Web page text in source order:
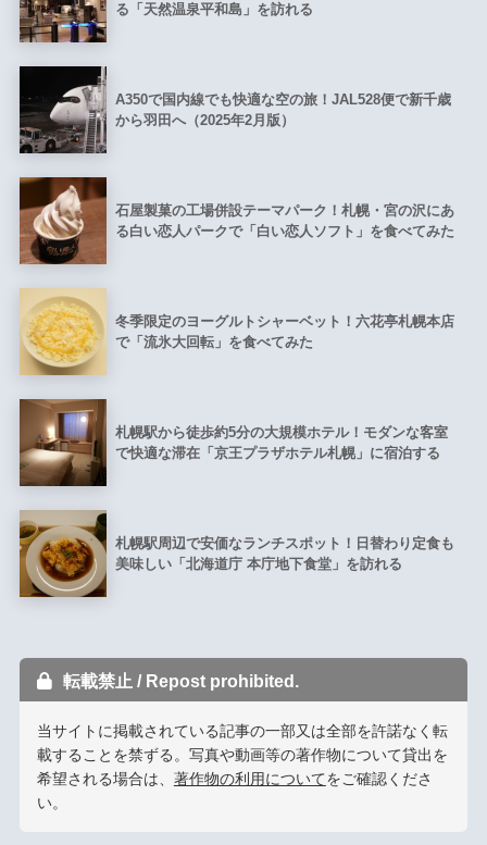
る「天然温泉平和島」を訪れる
A350で国内線でも快適な空の旅！JAL528便で新千歳
から羽田へ（2025年2月版）
石屋製菓の工場併設テーマパーク！札幌・宮の沢にあ
る白い恋人パークで「白い恋人ソフト」を食べてみた
冬季限定のヨーグルトシャーベット！六花亭札幌本店
で「流氷大回転」を食べてみた
札幌駅から徒歩約5分の大規模ホテル！モダンな客室
で快適な滞在「京王プラザホテル札幌」に宿泊する
札幌駅周辺で安価なランチスポット！日替わり定食も
美味しい「北海道庁 本庁地下食堂」を訪れる
転載禁止 / Repost prohibited.
当サイトに掲載されている記事の一部又は全部を許諾なく転
載することを禁ずる。写真や動画等の著作物について貸出を
希望される場合は、 著作物の利用についてをご確認くださ
い。